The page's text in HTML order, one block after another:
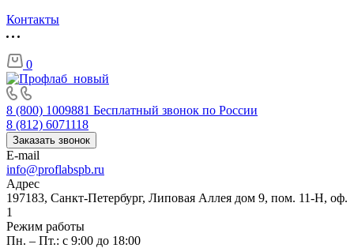
Контакты
0
8 (800) 1009881 Бесплатный звонок по России
8 (812) 6071118
Заказать звонок
E-mail
info@proflabspb.ru
Адрес
197183, Санкт-Петербург, Липовая Аллея дом 9, пом. 11-Н, оф.
1
Режим работы
Пн. – Пт.: с 9:00 до 18:00